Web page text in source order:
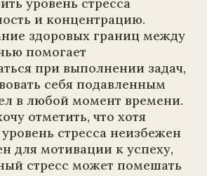
и концентрацию.
здоровых границ между
помогает
при выполнении задач,
себя подавленным
в любой момент времени.
отметить, что хотя
стресса неизбежен
для мотивации к успеху,
стресс может помешать